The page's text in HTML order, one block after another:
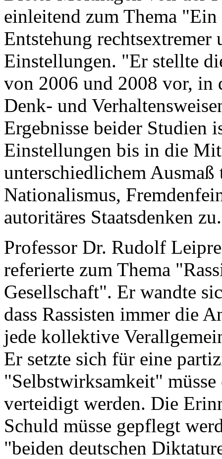
einleitend zum Thema
Entstehung rechtsextremer
Einstellungen. "Er stellte
von 2006 und 2008 vor, in
Denk- und
Ergebnisse beider Studien
Einstellungen bis in die
unterschiedlichem
Nationalismus,
autoritäres Staatsdenken zu.
Professor Dr. Rudolf
referierte zum Thema
Gesellschaft". Er wandte
dass Rassisten immer die
jede kollektive
Er setzte sich für eine
"Selbstwirksamkeit"
verteidigt werden. Die
Schuld müsse gepflegt
"beiden deutschen